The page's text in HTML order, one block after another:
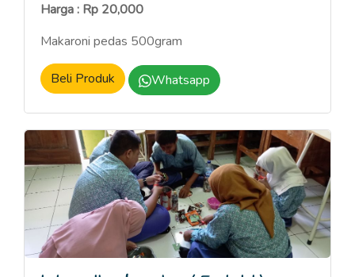
Harga : Rp 20,000
Makaroni pedas 500gram
Beli Produk Whatsapp